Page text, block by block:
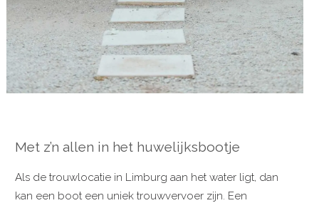
Met z’n allen in het huwelijksbootje
Als de trouwlocatie in Limburg aan het water ligt, dan
kan een boot een uniek trouwvervoer zijn. Een